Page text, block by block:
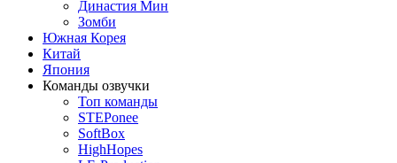
Династия Мин
Зомби
Южная Корея
Китай
Япония
Команды озвучки
Топ команды
STEPonee
SoftBox
HighHopes